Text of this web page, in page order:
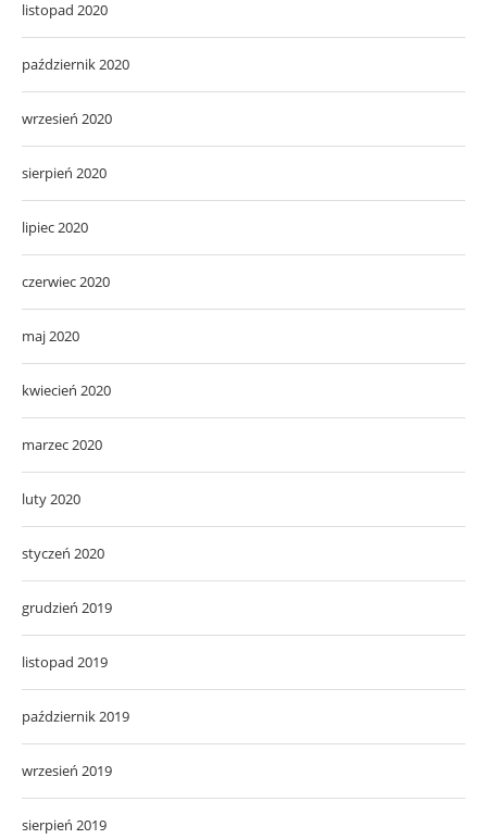
listopad 2020
październik 2020
wrzesień 2020
sierpień 2020
lipiec 2020
czerwiec 2020
maj 2020
kwiecień 2020
marzec 2020
luty 2020
styczeń 2020
grudzień 2019
listopad 2019
październik 2019
wrzesień 2019
sierpień 2019